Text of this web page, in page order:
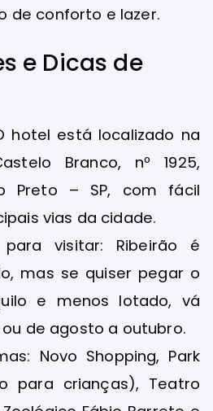
de conforto e lazer.
e Dicas de
hotel está localizado na
Branco, nº 1925,
Preto – SP, com fácil
vias da cidade.
visitar: Ribeirão é
mas se quiser pegar o
e menos lotado, vá
de agosto a outubro.
Novo Shopping, Park
para crianças), Teatro